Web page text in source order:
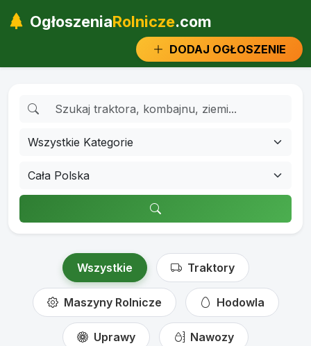
OgłoszeniaRolnicze.com
DODAJ OGŁOSZENIE
Wszystkie Traktory
Maszyny Rolnicze Hodowla
Uprawy Nawozy